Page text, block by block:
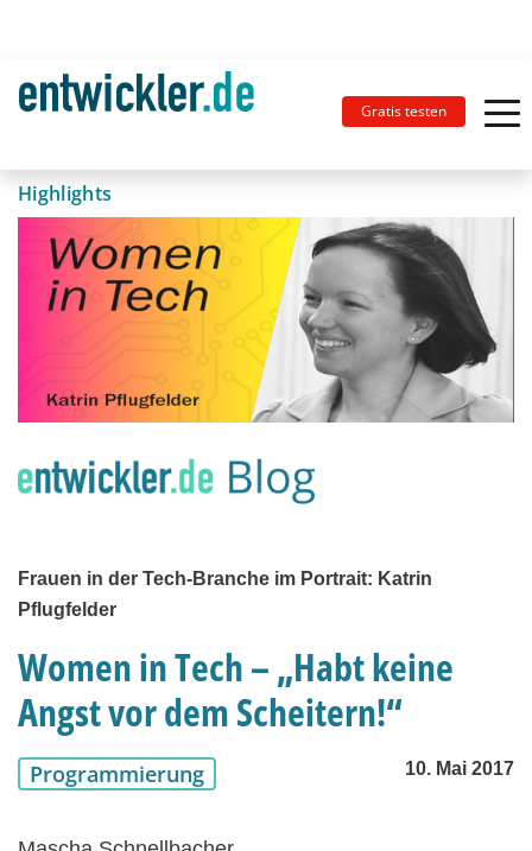
Gratis testen
Highlights
Frauen in der Tech-Branche im Portrait: Katrin
Pflugfelder
Women in Tech – „Habt keine
Angst vor dem Scheitern!“
Programmierung 10. Mai 2017